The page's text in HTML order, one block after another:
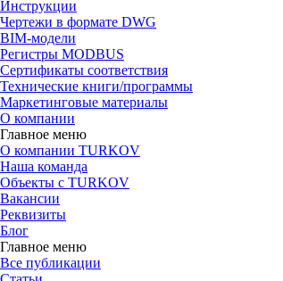
Инструкции
Чертежи в формате DWG
BIM-модели
Регистры MODBUS
Сертификаты соответствия
Технические книги/программы
Маркетинговые материалы
О компании
Главное меню
О компании TURKOV
Наша команда
Объекты с TURKOV
Вакансии
Реквизиты
Блог
Главное меню
Все публикации